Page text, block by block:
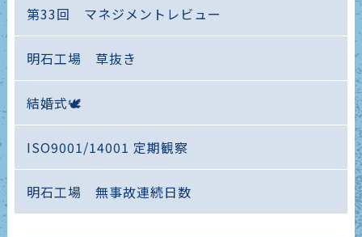
第33回 マネジメントレビュー
明石工場 草抜き
結婚式🕊️
ISO9001/14001 定期観察
明石工場 無事故連続日数